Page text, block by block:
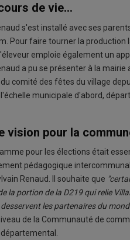
de vie...
s'est installé avec ses
Pour faire tourner la production
emploie également un
a pu se présenter à la
comité des fêtes du village
municipale d'abord,
vision pour la
pour les élections était
pédagogique
Renaud. Il souhaite que
la portion de la D219 qui relie
les partenaires du
de la Communauté de